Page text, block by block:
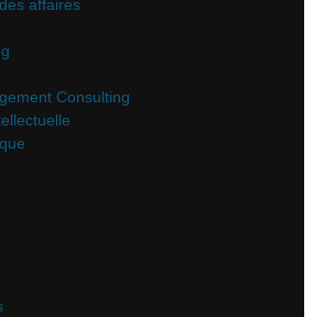
Consulting